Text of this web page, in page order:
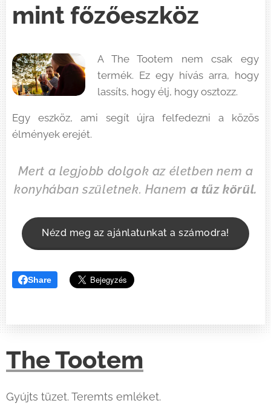
mint főzőeszköz
A The Tootem nem csak egy
termék. Ez egy hívás arra, hogy
lassíts, hogy élj, hogy osztozz.
Egy eszköz, ami segít újra felfedezni a közös
élmények erejét.
Mert a legjobb dolgok az életben nem a
konyhában születnek. Hanem a tűz körül.
Nézd meg az ajánlatunkat a számodra!
Share
The Tootem
Gyújts tüzet. Teremts emléket.